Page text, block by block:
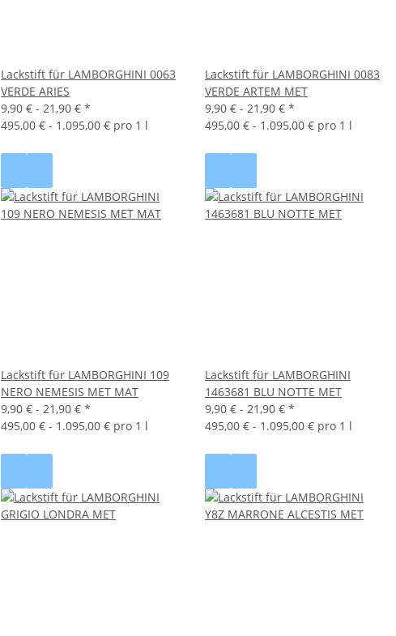
Lackstift für LAMBORGHINI 0063
VERDE ARIES
9,90 € - 21,90 € *
495,00 € - 1.095,00 € pro 1 l
Lackstift für LAMBORGHINI 0083
VERDE ARTEM MET
9,90 € - 21,90 € *
495,00 € - 1.095,00 € pro 1 l
Lackstift für LAMBORGHINI 109
NERO NEMESIS MET MAT
9,90 € - 21,90 € *
495,00 € - 1.095,00 € pro 1 l
Lackstift für LAMBORGHINI
1463681 BLU NOTTE MET
9,90 € - 21,90 € *
495,00 € - 1.095,00 € pro 1 l